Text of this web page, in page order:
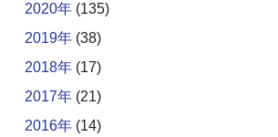
2020年 (135)
2019年 (38)
2018年 (17)
2017年 (21)
2016年 (14)